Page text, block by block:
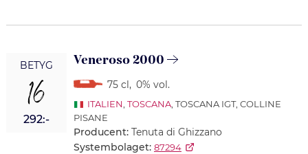
BETYG
16
292:-
Veneroso 2000
75 cl, 0% vol.
ITALIEN TOSCANA, TOSCANA IGT, COLLINE
PISANE
Producent: Tenuta di Ghizzano
Systembolaget: 87294